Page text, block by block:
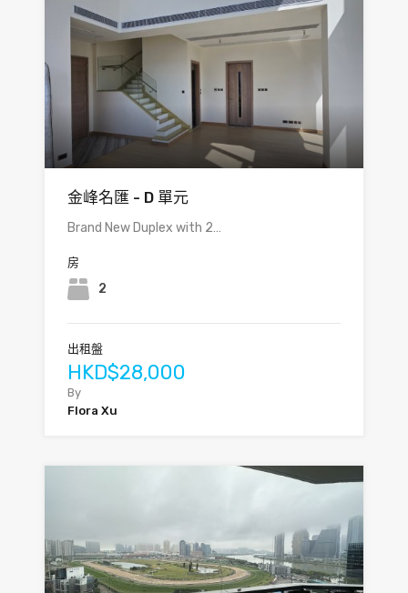
金峰名匯 - D 單元
Brand New Duplex with 2…
房
2
出租盤
HKD$28,000
By
Flora Xu